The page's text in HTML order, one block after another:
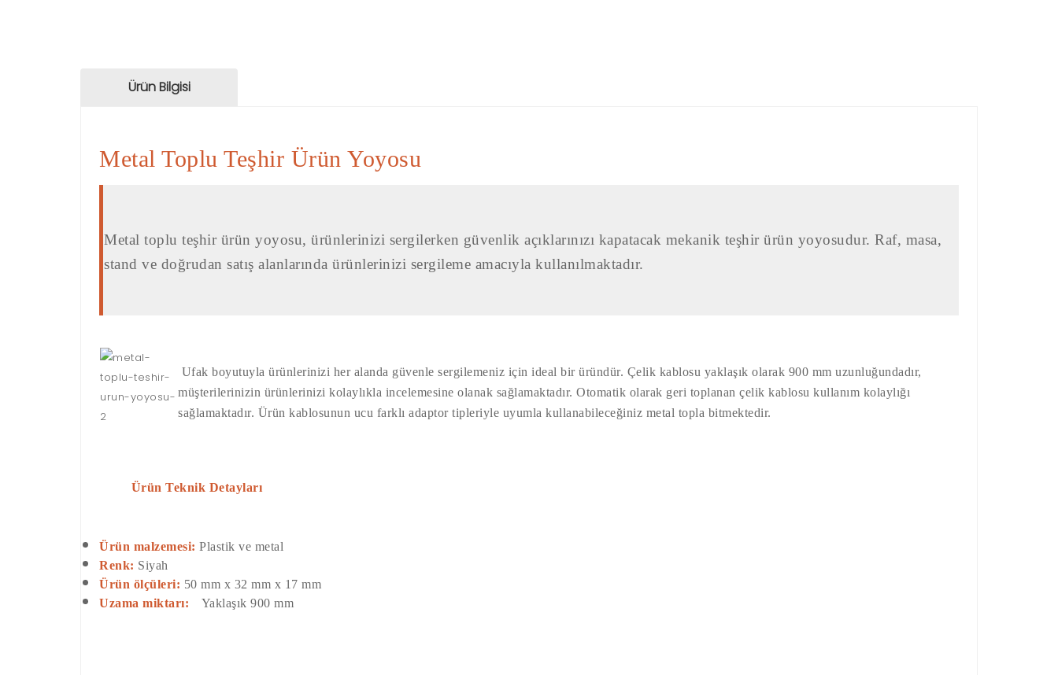
Ürün Bilgisi
Metal Toplu Teşhir Ürün Yoyosu
Metal toplu teşhir ürün yoyosu, ürünlerinizi sergilerken güvenlik açıklarınızı kapatacak mekanik teşhir ürün yoyosudur. Raf, masa,
stand ve doğrudan satış alanlarında ürünlerinizi sergileme amacıyla kullanılmaktadır.
Ufak boyutuyla ürünlerinizi her alanda güvenle sergilemeniz için ideal bir üründür. Çelik kablosu yaklaşık olarak 900 mm uzunluğundadır,
müşterilerinizin ürünlerinizi kolaylıkla incelemesine olanak sağlamaktadır. Otomatik olarak geri toplanan çelik kablosu kullanım kolaylığı
sağlamaktadır. Ürün kablosunun ucu farklı adaptor tipleriyle uyumla kullanabileceğiniz metal topla bitmektedir.
Ürün Teknik Detayları
Ürün malzemesi: Plastik ve metal
Renk: Siyah
Ürün ölçüleri: 50 mm x 32 mm x 17 mm
Uzama miktarı:
Yaklaşık 900 mm